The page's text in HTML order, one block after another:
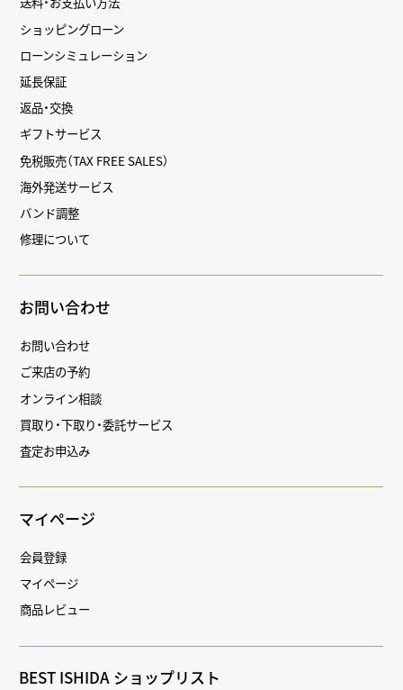
ショッピングローン
ローンシミュレーション
延長保証
返品・交換
ギフトサービス
免税販売（TAX FREE SALES）
海外発送サービス
バンド調整
修理について
お問い合わせ
お問い合わせ
ご来店の予約
オンライン相談
買取り・下取り・委託サービス
査定お申込み
マイページ
会員登録
マイページ
商品レビュー
BEST ISHIDA ショップリスト